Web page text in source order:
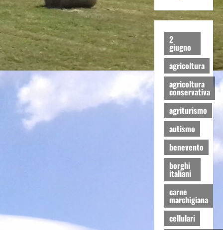
2
giugno
agricoltura
agricoltura
conservativa
agriturismo
autismo
benevento
borghi
italiani
carne
marchigiana
cellulari